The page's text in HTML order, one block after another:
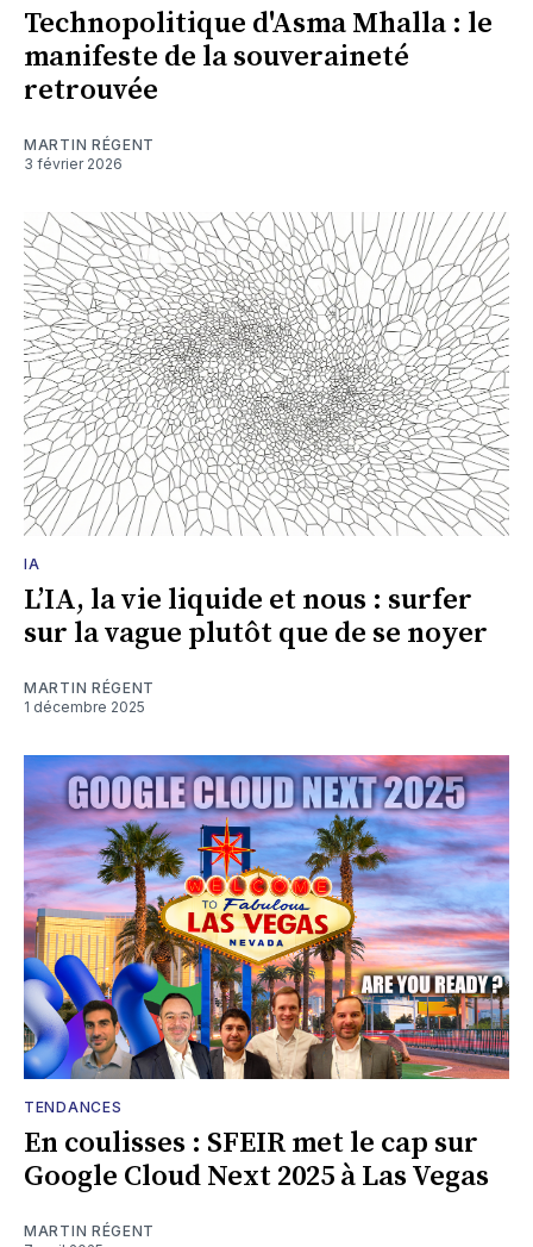
Technopolitique d'Asma Mhalla : le
manifeste de la souveraineté
retrouvée
MARTIN RÉGENT
3 février 2026
IA
L’IA, la vie liquide et nous : surfer
sur la vague plutôt que de se noyer
MARTIN RÉGENT
1 décembre 2025
TENDANCES
En coulisses : SFEIR met le cap sur
Google Cloud Next 2025 à Las Vegas
MARTIN RÉGENT